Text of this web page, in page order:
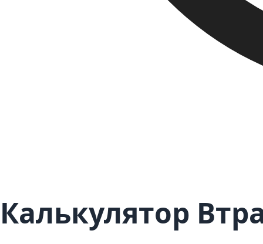
Калькулятор